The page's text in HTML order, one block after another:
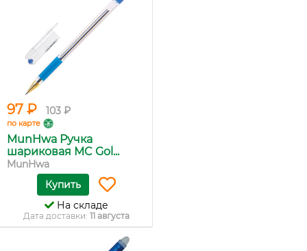
97 ₽ 103 ₽
по карте
MunHwa Ручка
шариковая MC Gol...
MunHwa
Купить
На складе
Дата доставки: 11 августа